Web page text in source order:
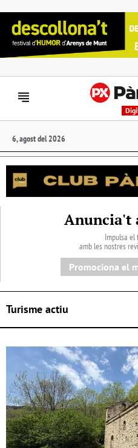
6, agost del 2026
Anuncia't
Impulsa el
amb les nostres
Promociona el
Turisme actiu